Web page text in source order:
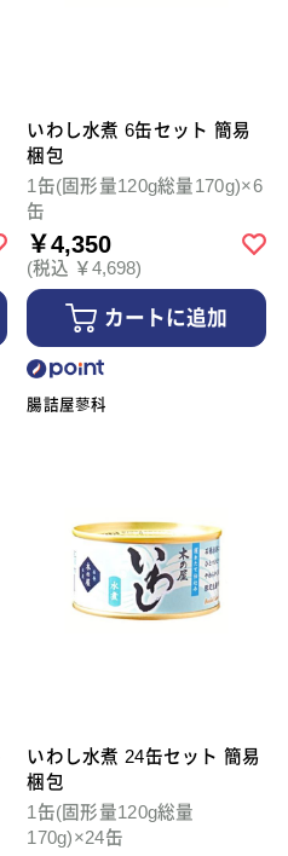
いわし水煮 6缶セット 簡易
梱包
1缶(固形量120g総量170g)×6
缶
￥4,350
(税込 ￥4,698)
カートに追加
腸詰屋蓼科
いわし水煮 24缶セット 簡易
梱包
1缶(固形量120g総量
170g)×24缶